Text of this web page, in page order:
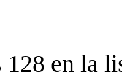
128 en la